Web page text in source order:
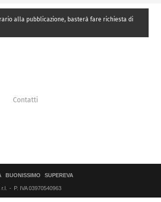
alla pubblicazione, basterà fare richiesta di
Contatti
BUONISSIMO SUPEREVA
P. IVA 03970540963